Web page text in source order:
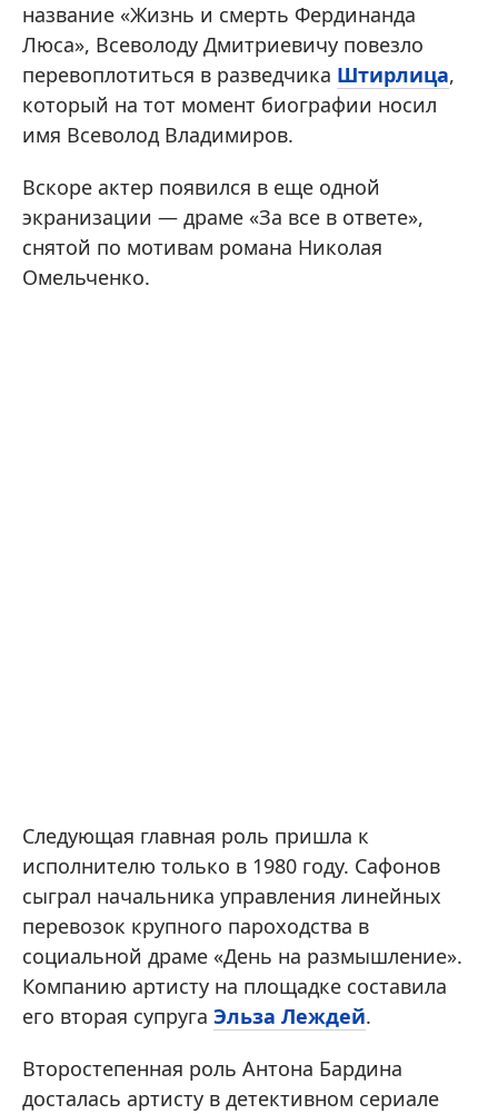
название «Жизнь и смерть Фердинанда
Люса», Всеволоду Дмитриевичу повезло
перевоплотиться в разведчика Штирлица,
который на тот момент биографии носил
имя Всеволод Владимиров.
Вскоре актер появился в еще одной
экранизации — драме «За все в ответе»,
снятой по мотивам романа Николая
Омельченко.
Следующая главная роль пришла к
исполнителю только в 1980 году. Сафонов
сыграл начальника управления линейных
перевозок крупного пароходства в
социальной драме «День на размышление».
Компанию артисту на площадке составила
его вторая супруга Эльза Леждей.
Второстепенная роль Антона Бардина
досталась артисту в детективном сериале